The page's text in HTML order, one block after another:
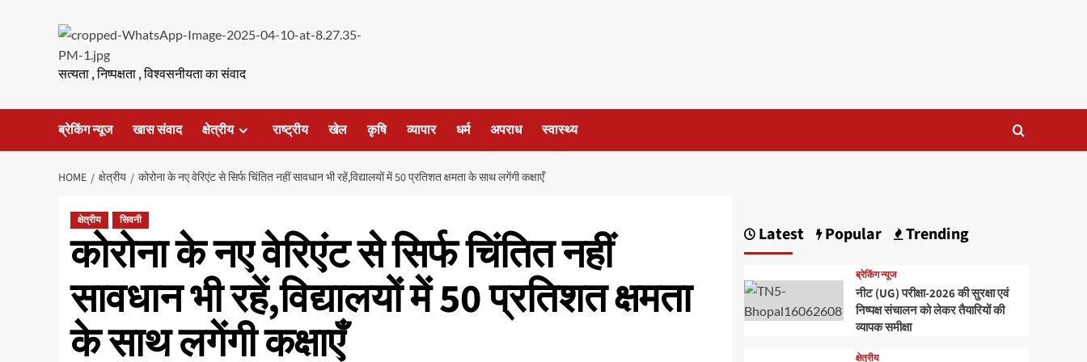
सत्यता , निष्पक्षता , विश्वसनीयता का संवाद
ब्रेकिंग न्यूज खास संवाद क्षेत्रीय राष्ट्रीय खेल कृषि व्यापार धर्म अपराध स्वास्थ्य
HOME क्षेत्रीय कोरोना के नए वेरिएंट से सिर्फ चिंतित नहीं सावधान भी रहें,विद्यालयों में 50 प्रतिशत क्षमता के साथ लगेंगी कक्षाएँ
क्षेत्रीय सिवनी
कोरोना के नए वेरिएंट से सिर्फ चिंतित नहीं
सावधान भी रहें,विद्यालयों में 50 प्रतिशत क्षमता
के साथ लगेंगी कक्षाएँ
Latest Popular Trending
ब्रेकिंग न्यूज
नीट (UG) परीक्षा-2026 की सुरक्षा एवं
निष्पक्ष संचालन को लेकर तैयारियों की
व्यापक समीक्षा
क्षेत्रीय